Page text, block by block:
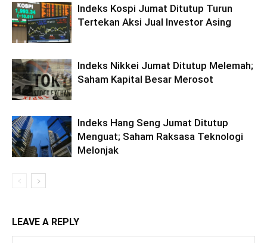
Indeks Kospi Jumat Ditutup Turun
Tertekan Aksi Jual Investor Asing
Indeks Nikkei Jumat Ditutup Melemah;
Saham Kapital Besar Merosot
Indeks Hang Seng Jumat Ditutup
Menguat; Saham Raksasa Teknologi
Melonjak
LEAVE A REPLY